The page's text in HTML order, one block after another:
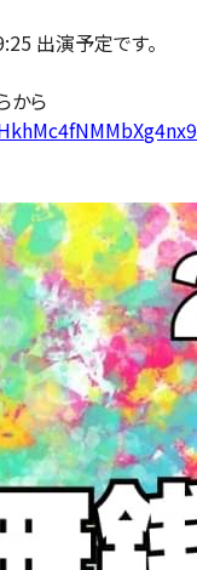
出演予定です。
から